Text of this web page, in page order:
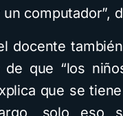
computador”,
docente
que “los
que se
solo eso